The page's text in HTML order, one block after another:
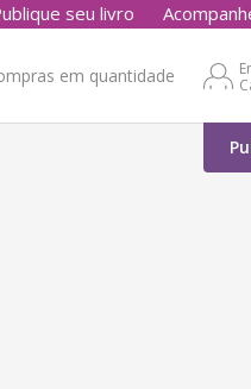
seu livro
em quantidade